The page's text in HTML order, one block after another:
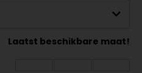
Laatst beschikbare maat!